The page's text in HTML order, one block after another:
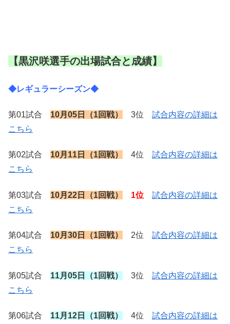
【黒沢咲選手の出場試合と成績】
◆レギュラーシーズン◆
第01試合 10月05日（1回戦） 3位 試合内容の詳細は
こちら
第02試合 10月11日（1回戦） 4位 試合内容の詳細は
こちら
第03試合 10月22日（1回戦） 1位
試合内容の詳細は
こちら
第04試合 10月30日（1回戦） 2位 試合内容の詳細は
こちら
第05試合 11月05日（1回戦） 3位 試合内容の詳細は
こちら
第06試合 11月12日（1回戦） 4位 試合内容の詳細は